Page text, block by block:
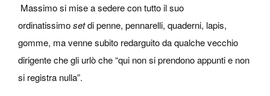
Massimo si mise a sedere con tutto il suo
ordinatissimosetdi penne, pennarelli, quaderni, lapis,
gomme, ma venne subito redarguito da qualche vecchio
dirigente che gli urlò che “qui non si prendono appunti e non
si registra nulla”.